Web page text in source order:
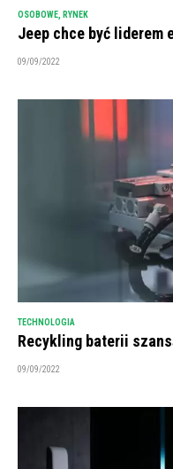
OSOBOWE RYNEK
Jeep chce być liderem
09/09/2022
TECHNOLOGIA
Recykling baterii
09/09/2022